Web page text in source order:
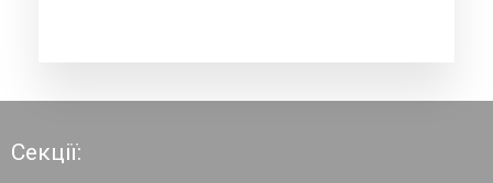
Секції: